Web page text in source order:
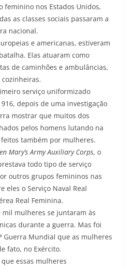
feminino nos Estados Unidos,
as classes sociais passaram a
nacional.
e americanas, estiveram
Elas atuaram como
de caminhões e ambulâncias,
serviço uniformizado
depois de uma investigação
mostrar que muitos dos
pelos homens lutando na
também por mulheres.
Mary’s Army Auxiliary Corps, o
todo tipo de serviço
outros grupos femininos nas
eles o Serviço Naval Real
Real Feminina.
mil mulheres se juntaram às
durante a guerra. Mas foi
Guerra Mundial que as mulheres
fato, no Exército.
essas mulheres